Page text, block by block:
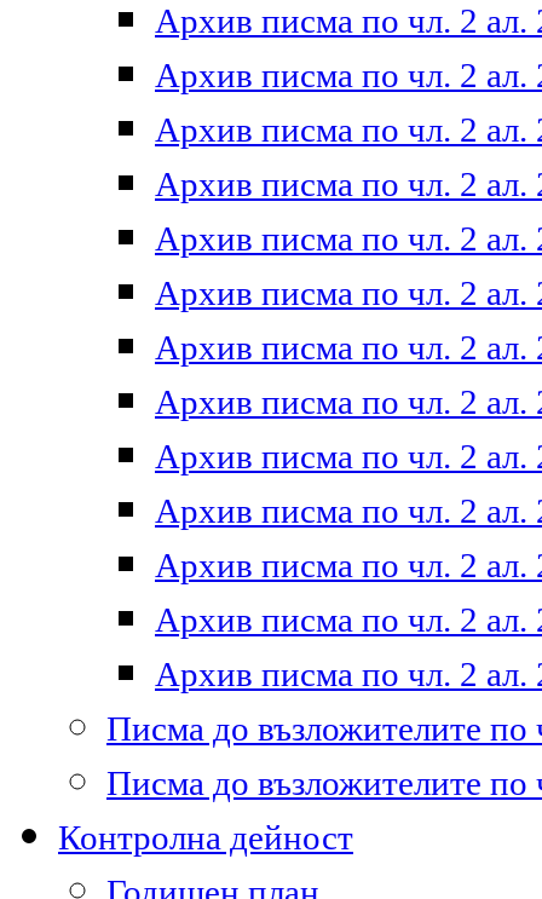
Архив писма по чл. 2 ал.
Архив писма по чл. 2 ал.
Архив писма по чл. 2 ал.
Архив писма по чл. 2 ал.
Архив писма по чл. 2 ал.
Архив писма по чл. 2 ал.
Архив писма по чл. 2 ал.
Архив писма по чл. 2 ал.
Архив писма по чл. 2 ал.
Архив писма по чл. 2 ал.
Архив писма по чл. 2 ал.
Архив писма по чл. 2 ал.
Архив писма по чл. 2 ал.
Писма до възложителите по
Писма до възложителите по
Контролна дейност